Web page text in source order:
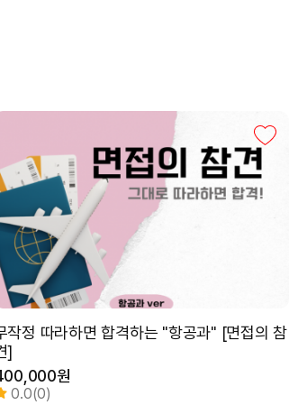
작정 따라하면 합격하는 "항공과" [면접의 참
]
원
0.0(0)